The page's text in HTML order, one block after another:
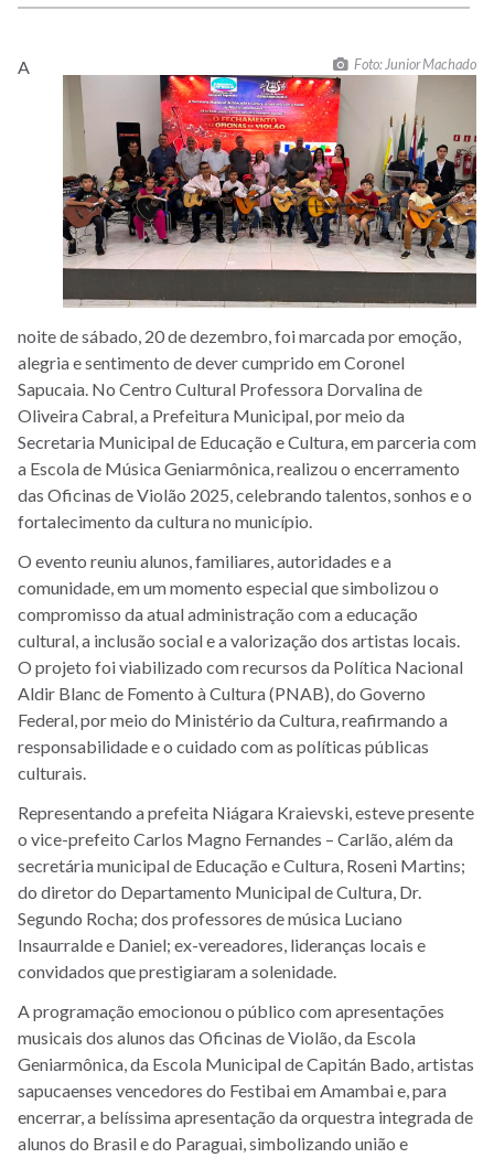
Foto: Junior Machado
A
noite de sábado, 20 de dezembro, foi marcada por emoção,
alegria e sentimento de dever cumprido em Coronel
Sapucaia. No Centro Cultural Professora Dorvalina de
Oliveira Cabral, a Prefeitura Municipal, por meio da
Secretaria Municipal de Educação e Cultura, em parceria com
a Escola de Música Geniarmônica, realizou o encerramento
das Oficinas de Violão 2025, celebrando talentos, sonhos e o
fortalecimento da cultura no município.
O evento reuniu alunos, familiares, autoridades e a
comunidade, em um momento especial que simbolizou o
compromisso da atual administração com a educação
cultural, a inclusão social e a valorização dos artistas locais.
O projeto foi viabilizado com recursos da Política Nacional
Aldir Blanc de Fomento à Cultura (PNAB), do Governo
Federal, por meio do Ministério da Cultura, reafirmando a
responsabilidade e o cuidado com as políticas públicas
culturais.
Representando a prefeita Niágara Kraievski, esteve presente
o vice-prefeito Carlos Magno Fernandes – Carlão, além da
secretária municipal de Educação e Cultura, Roseni Martins;
do diretor do Departamento Municipal de Cultura, Dr.
Segundo Rocha; dos professores de música Luciano
Insaurralde e Daniel; ex-vereadores, lideranças locais e
convidados que prestigiaram a solenidade.
A programação emocionou o público com apresentações
musicais dos alunos das Oficinas de Violão, da Escola
Geniarmônica, da Escola Municipal de Capitán Bado, artistas
sapucaenses vencedores do Festibai em Amambai e, para
encerrar, a belíssima apresentação da orquestra integrada de
alunos do Brasil e do Paraguai, simbolizando união e